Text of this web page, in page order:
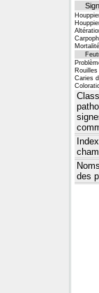
Mortalité
Rouilles
Caries
des